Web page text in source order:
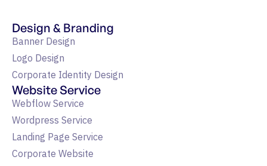
Design & Branding
Banner Design
Logo Design
Corporate Identity Design
Website Service
Webflow Service
Wordpress Service
Landing Page Service
Corporate Website